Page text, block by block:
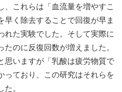
、これらは「血流量を増やすこ
早く除去することで回復が早ま
れた実験でした。そして実際に
のに反復回数が増えました。
思いますが「乳酸は疲労物質で
っており、この研究はそれらを
。